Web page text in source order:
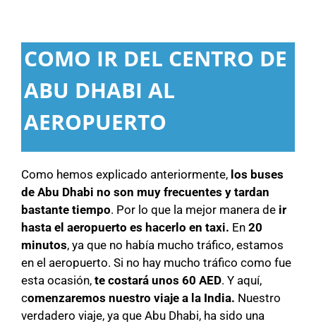
COMO IR DEL CENTRO DE
ABU DHABI AL
AEROPUERTO
Como hemos explicado anteriormente, los buses
de Abu Dhabi no son muy frecuentes y tardan
bastante tiempo. Por lo que la mejor manera de ir
hasta el aeropuerto es hacerlo en taxi. En 20
minutos, ya que no había mucho tráfico, estamos
en el aeropuerto. Si no hay mucho tráfico como fue
esta ocasión, te costará unos 60 AED. Y aquí,
comenzaremos nuestro viaje a la India. Nuestro
verdadero viaje, ya que Abu Dhabi, ha sido una